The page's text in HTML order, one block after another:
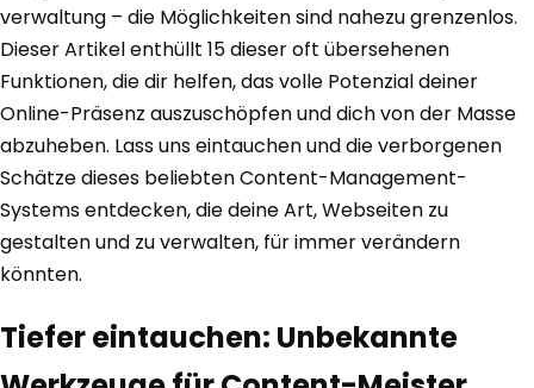
verwaltung – die Möglichkeiten sind nahezu grenzenlos.
Dieser Artikel enthüllt 15 dieser oft übersehenen
Funktionen, die dir helfen, das volle Potenzial deiner
Online-Präsenz auszuschöpfen und dich von der Masse
abzuheben. Lass uns eintauchen und die verborgenen
Schätze dieses beliebten Content-Management-
Systems entdecken, die deine Art, Webseiten zu
gestalten und zu verwalten, für immer verändern
könnten.
Tiefer eintauchen: Unbekannte